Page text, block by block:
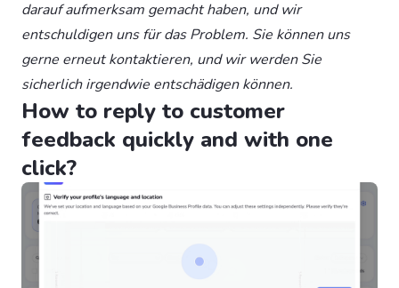
darauf aufmerksam gemacht haben, und wir
entschuldigen uns für das Problem. Sie können uns
gerne erneut kontaktieren, und wir werden Sie
sicherlich irgendwie entschädigen können.
How to reply to customer
feedback quickly and with one
click?